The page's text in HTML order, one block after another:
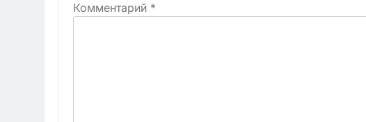
Комментарий *